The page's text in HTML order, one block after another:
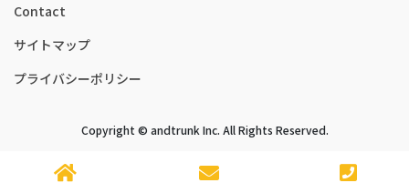
Contact
サイトマップ
プライバシーポリシー
Copyright © andtrunk Inc. All Rights Reserved.